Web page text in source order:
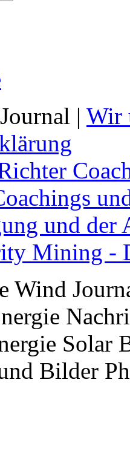
| Wir
und
Mining -
Wind
Solar
Bilder